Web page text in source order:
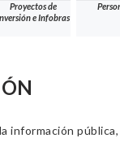
Proyectos de
e Infobras
información